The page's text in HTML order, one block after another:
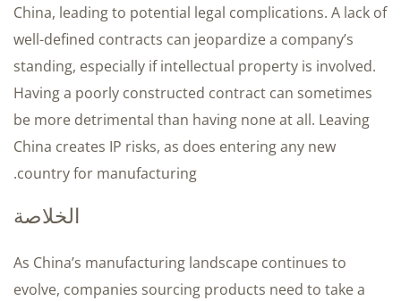
China, leading to potential legal complications. A lack of
well-defined contracts can jeopardize a company’s
standing, especially if intellectual property is involved.
Having a poorly constructed contract can sometimes
be more detrimental than having none at all. Leaving
China creates IP risks, as does entering any new
country for manufacturing.
الخلاصة
As China’s manufacturing landscape continues to
evolve, companies sourcing products need to take a